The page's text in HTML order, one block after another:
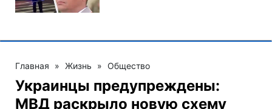
Главная » Жизнь » Общество
Украинцы предупреждены:
МВД раскрыло новую схему